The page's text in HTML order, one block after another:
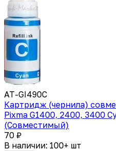
AT-GI490C
Картридж (чернила)
Pixma G1400, 2400, 3400
(Совместимый)
70 ₽
В наличии: 100+ шт